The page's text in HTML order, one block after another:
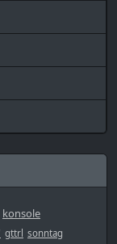
konsole
gttrl sonntag